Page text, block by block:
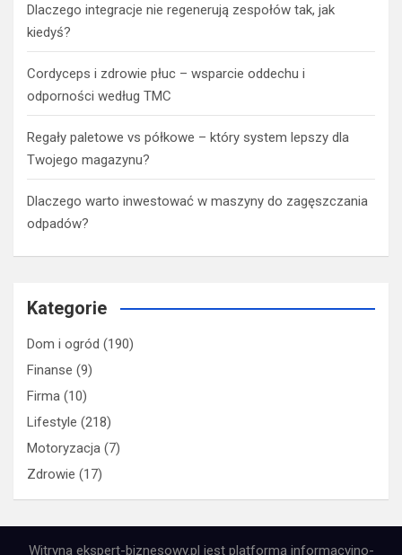
Dlaczego integracje nie regenerują zespołów tak, jak
kiedyś?
Cordyceps i zdrowie płuc – wsparcie oddechu i
odporności według TMC
Regały paletowe vs półkowe – który system lepszy dla
Twojego magazynu?
Dlaczego warto inwestować w maszyny do zagęszczania
odpadów?
Kategorie
Dom i ogród (190)
Finanse (9)
Firma (10)
Lifestyle (218)
Motoryzacja (7)
Zdrowie (17)
Witryna ekspert-biznesowy.pl jest platformą informacyjno-